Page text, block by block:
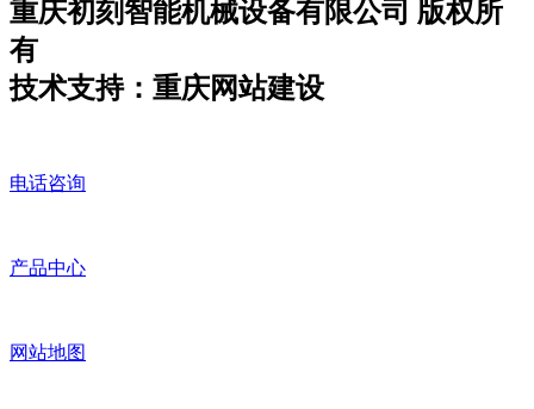
重庆初刻智能机械设备有限公司 版权所
有
技术支持：重庆网站建设
电话咨询
产品中心
网站地图